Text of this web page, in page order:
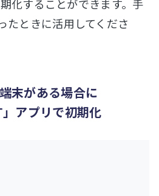
化することができます。手
たときに活用してくださ
末がある場合に
アプリで初期化